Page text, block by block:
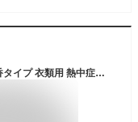
【夏の定番！】瞬間 冷却スプレー 150ml 微香タイプ 衣類用 熱中症対策